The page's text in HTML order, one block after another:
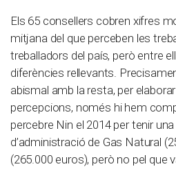
Els 65 consellers cobren xifres
mitjana del que perceben les
treballadors del país, però entre
diferències rellevants.
abismal amb la resta, per
percepcions, només hi hem
percebre Nin el 2014 per tenir
d’administració de Gas Natural
(265.000 euros), però no pel que